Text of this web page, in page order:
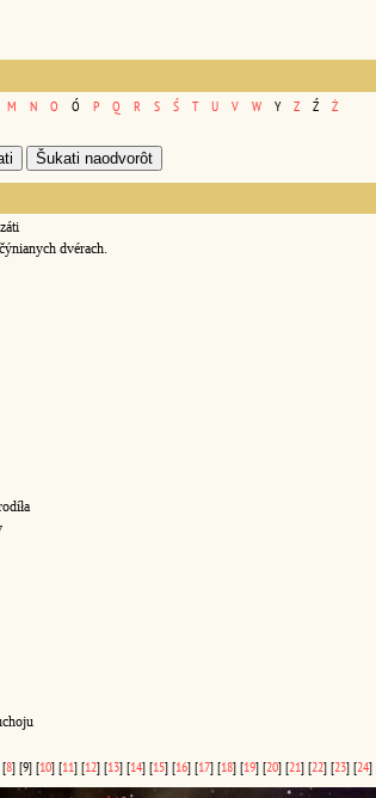
M N O Ó P Q R S Ś T U V W Y Z Ź Ż
dvérach.
[8] [9] [10] [11] [12] [13] [14] [15] [16] [17] [18] [19] [20] [21] [22] [23] [24]